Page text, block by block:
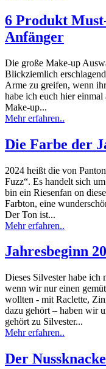
6 Produkt
Anfänger
Die große Make-up
Blickziemlich
Arme zu greifen, wenn
habe ich euch hier
Make-up...
Mehr erfahren..
Die Farbe der
2024 heißt die von
Fuzz“. Es handelt sich
bin ein Riesenfan on
Farbton, eine
Der Ton ist...
Mehr erfahren..
Jahresbeginn
Dieses Silvester habe ich
wenn wir nur einen
wollten - mit Raclette,
dazu gehört – haben wir
gehört zu Silvester...
Mehr erfahren..
Der